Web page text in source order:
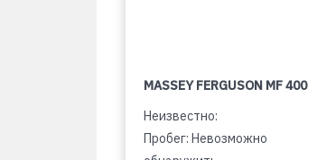
MASSEY FERGUSON MF 400
Неизвестно:
Пробег: Невозможно